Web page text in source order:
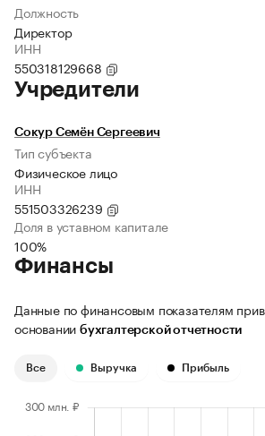
Должность
Директор
ИНН
550318129668
Учредители
Сокур Семён Сергеевич
Тип субъекта
Физическое лицо
ИНН
551503326239
Доля в уставном капитале
100%
Финансы
Данные по финансовым показателям
основании бухгалтерской отчетности
Все Выручка Прибыль